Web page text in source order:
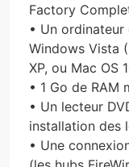
Factory
• Un
Windows Vista
XP, ou Mac OS
• 1 Go de RAM
• Un lecteur
installation des
• Une